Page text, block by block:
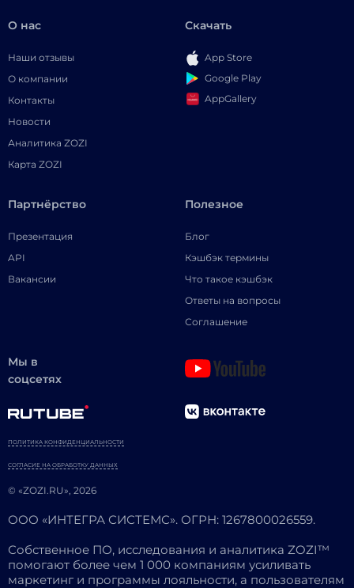
О нас
Наши отзывы
О компании
Контакты
Новости
Аналитика ZOZI
Карта ZOZI
Скачать
App Store
Google Play
AppGallery
Партнёрство
Презентация
API
Вакансии
Полезное
Блог
Кэшбэк термины
Что такое кэшбэк
Ответы на вопросы
Соглашение
Мы в
соцсетях
© «ZOZI.RU», 2026
ПОЛИТИКА КОНФИДЕНЦИАЛЬНОСТИ
СОГЛАСИЕ НА ОБРАБОТКУ ДАННЫХ
ООО «ИНТЕГРА СИСТЕМС». ОГРН: 1267800026559.
Собственное ПО, исследования и аналитика ZOZI™
помогают более чем 1 000 компаниям усиливать
маркетинг и программы лояльности, а пользователям